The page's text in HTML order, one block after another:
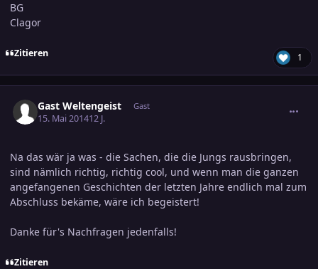
BG
Clagor
Zitieren 1
Gast Weltengeist Gast
15. Mai 201412 J.
Na das wär ja was - die Sachen, die die Jungs rausbringen,
sind nämlich richtig, richtig cool, und wenn man die ganzen
angefangenen Geschichten der letzten Jahre endlich mal zum
Abschluss bekäme, wäre ich begeistert!
Danke für's Nachfragen jedenfalls!
Zitieren